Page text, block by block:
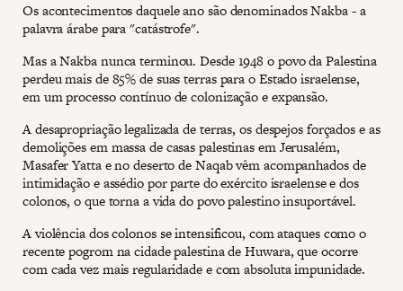
Os acontecimentos daquele ano são denominados Nakba - a
palavra árabe para "catástrofe".
Mas a Nakba nunca terminou. Desde 1948 o povo da Palestina
perdeu mais de 85% de suas terras para o Estado israelense,
em um processo contínuo de colonização e expansão.
A desapropriação legalizada de terras, os despejos forçados e as
demolições em massa de casas palestinas em Jerusalém,
Masafer Yatta e no deserto de Naqab vêm acompanhados de
intimidação e assédio por parte do exército israelense e dos
colonos, o que torna a vida do povo palestino insuportável.
A violência dos colonos se intensificou, com ataques como o
recente pogrom na cidade palestina de Huwara, que ocorre
com cada vez mais regularidade e com absoluta impunidade.